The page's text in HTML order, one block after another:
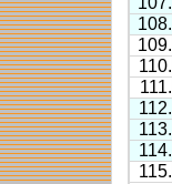
108.
109.
110.
111.
112.
113.
114.
115.